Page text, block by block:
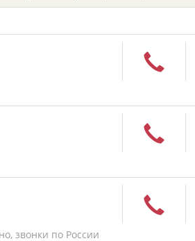
звонки по России